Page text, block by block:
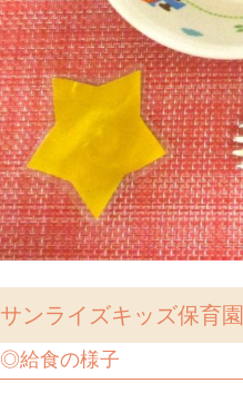
サンライズキッズ保育園
◎給食の様子